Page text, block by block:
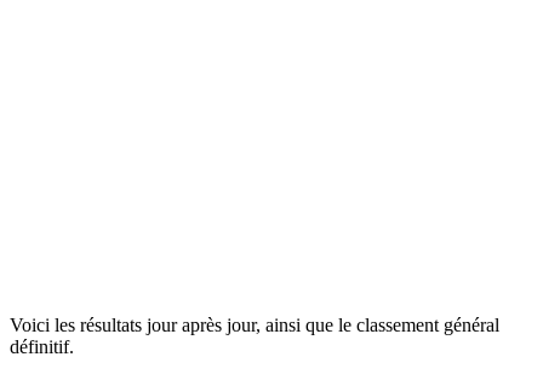
Voici les résultats jour après jour, ainsi que le classement général
définitif.